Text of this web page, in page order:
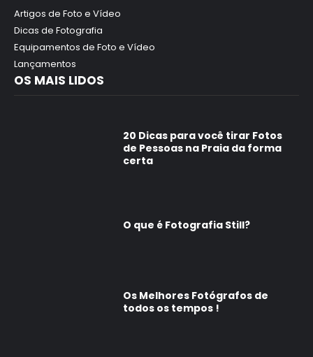
Artigos de Foto e Vídeo
Dicas de Fotografia
Equipamentos de Foto e Vídeo
Lançamentos
OS MAIS LIDOS
20 Dicas para você tirar Fotos
de Pessoas na Praia da forma
certa
O que é Fotografia Still?
Os Melhores Fotógrafos de
todos os tempos !